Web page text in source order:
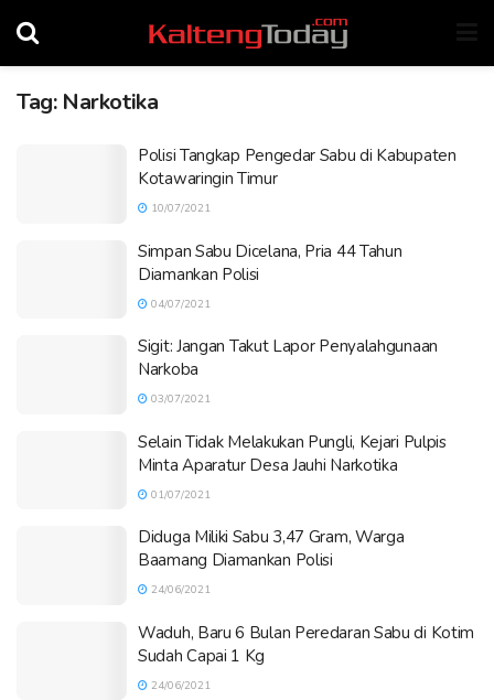
Tag: Narkotika
Polisi Tangkap Pengedar Sabu di Kabupaten
Kotawaringin Timur
10/07/2021
Simpan Sabu Dicelana, Pria 44 Tahun
Diamankan Polisi
04/07/2021
Sigit: Jangan Takut Lapor Penyalahgunaan
Narkoba
03/07/2021
Selain Tidak Melakukan Pungli, Kejari Pulpis
Minta Aparatur Desa Jauhi Narkotika
01/07/2021
Diduga Miliki Sabu 3,47 Gram, Warga
Baamang Diamankan Polisi
24/06/2021
Waduh, Baru 6 Bulan Peredaran Sabu di Kotim
Sudah Capai 1 Kg
24/06/2021